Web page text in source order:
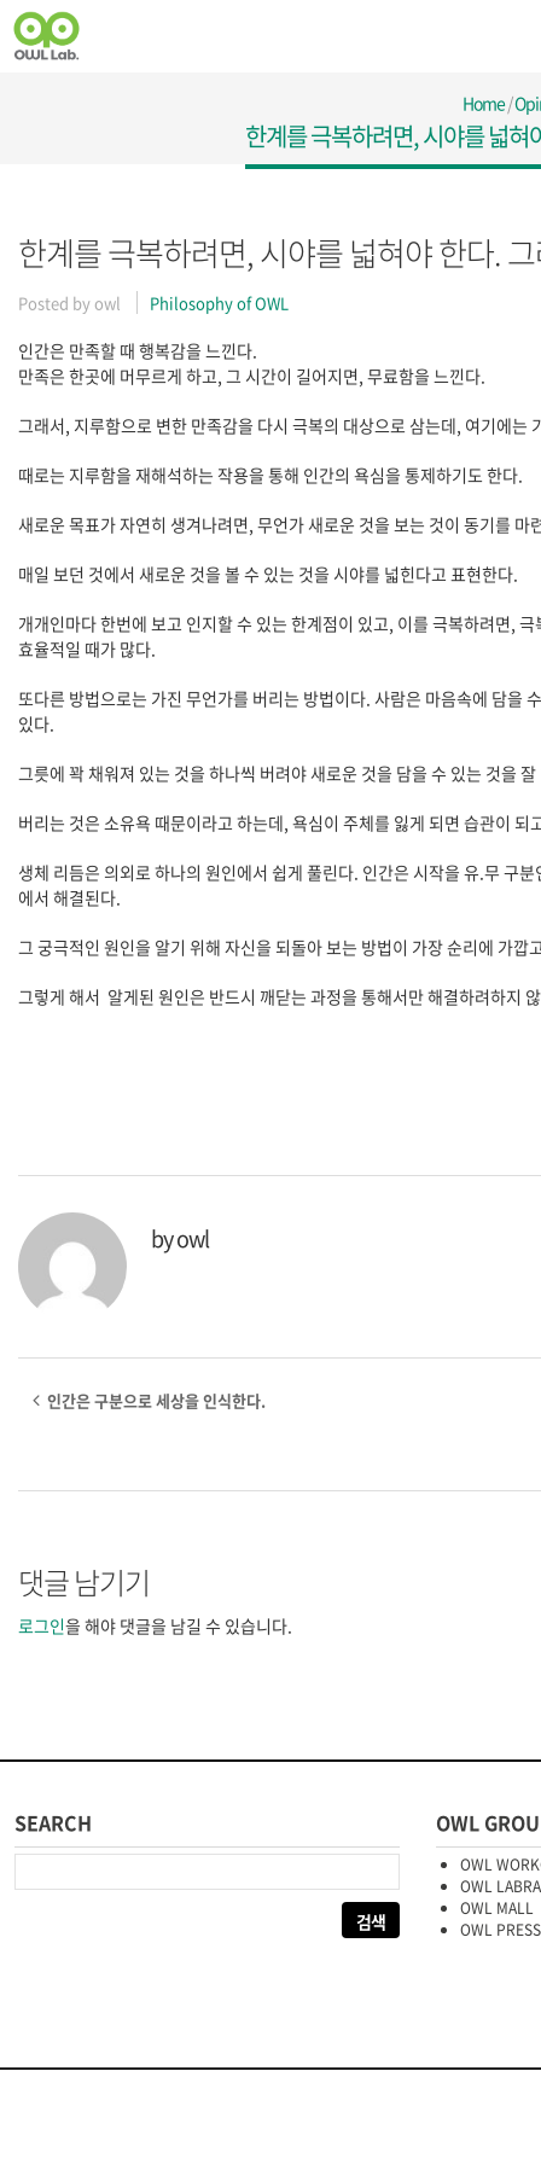
Home/
한계를 극복하려면, 시야를 넓혀
한계를 극복하려면, 시야를 넓혀야 한다.
Posted by owl Philosophy of OWL
인간은 만족할 때 행복감을 느낀다.
만족은 한곳에 머무르게 하고, 그 시간이 길어지면, 무료함을 느낀다.
그래서, 지루함으로 변한 만족감을 다시 극복의 대상으로 삼는데, 여기에는
때로는 지루함을 재해석하는 작용을 통해 인간의 욕심을 통제하기도 한다.
새로운 목표가 자연히 생겨나려면, 무언가 새로운 것을 보는 것이 동기를 마
매일 보던 것에서 새로운 것을 볼 수 있는 것을 시야를 넓힌다고 표현한다.
개개인마다 한번에 보고 인지할 수 있는 한계점이 있고, 이를 극복하려면,
효율적일 때가 많다.
또다른 방법으로는 가진 무언가를 버리는 방법이다. 사람은 마음속에 담을
있다.
그릇에 꽉 채워져 있는 것을 하나씩 버려야 새로운 것을 담을 수 있는 것을
버리는 것은 소유욕 때문이라고 하는데, 욕심이 주체를 잃게 되면 습관이
생체 리듬은 의외로 하나의 원인에서 쉽게 풀린다. 인간은 시작을 유.무 구
에서 해결된다.
그 궁극적인 원인을 알기 위해 자신을 되돌아 보는 방법이 가장 순리에 가깝
그렇게 해서 알게된 원인은 반드시 깨닫는 과정을 통해서만 해결하려하지
byowl
인간은 구분으로 세상을 인식한다.
댓글 남기기
로그인을 해야 댓글을 남길 수 있습니다.
SEARCH OWL
OWL
OWL
OWL MALL
OWL PRESS